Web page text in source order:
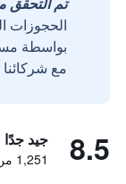
الحجوزات
مع شركائنا
8.5 جيد جدًا
1,251 من التقييمات تم التحقق منها